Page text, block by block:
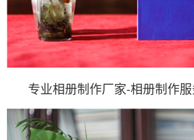
专业相册制作厂家-相册制作